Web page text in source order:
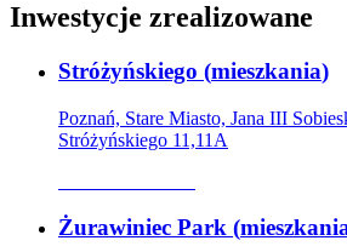
Inwestycje zrealizowane
Stróżyńskiego (mieszkania)
Poznań, Stare Miasto, Jana III
Stróżyńskiego 11,11A
Żurawiniec Park (